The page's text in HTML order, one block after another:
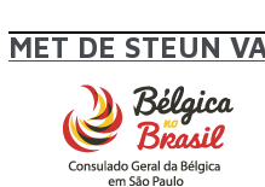
MET DE STEUN